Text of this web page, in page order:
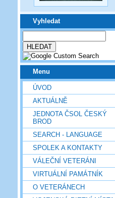
Vyhledat
Menu
ÚVOD
AKTUÁLNĚ
JEDNOTA ČSOL ČESKÝ
BROD
SEARCH - LANGUAGE
SPOLEK A KONTAKTY
VÁLEČNÍ VETERÁNI
VIRTUÁLNÍ PAMÁTNÍK
O VETERÁNECH